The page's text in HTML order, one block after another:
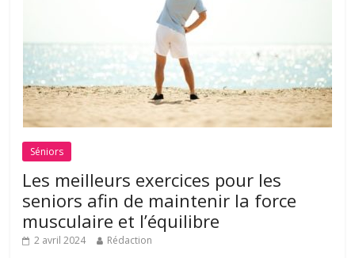
Séniors
Les meilleurs exercices pour les
seniors afin de maintenir la force
musculaire et l’équilibre
2 avril 2024 Rédaction